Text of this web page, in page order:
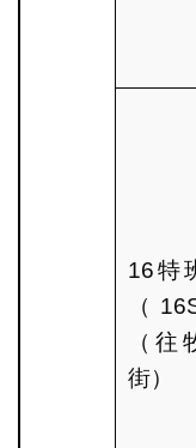
16特
（
（往
街）